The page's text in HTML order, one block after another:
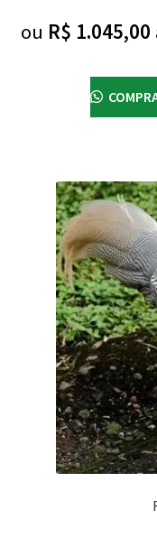
ou R$ 1.045,00